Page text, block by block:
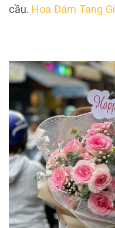
cầu. Hoa Đám Tang